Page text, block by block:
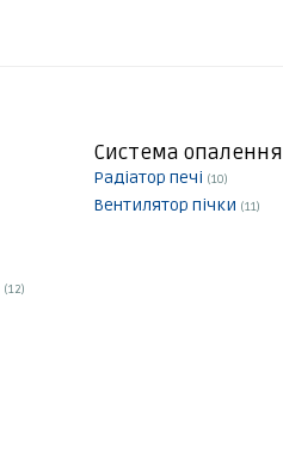
(12)
Система опалення
Радіатор печі (10)
Вентилятор пічки (11)